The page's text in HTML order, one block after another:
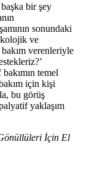
bir şey
sonundaki
ve
verenleriyle
temel
için kişi
bu görüş
yaklaşım
İçin El